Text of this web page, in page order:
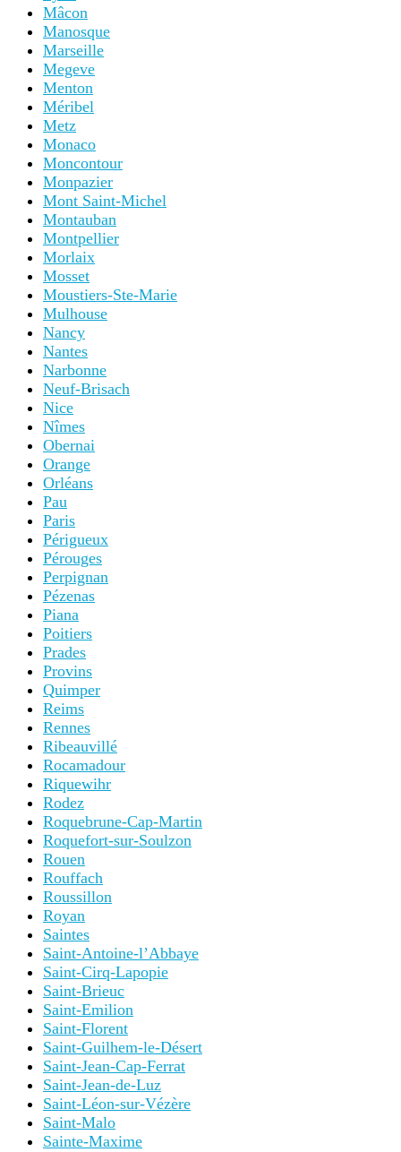
Mâcon
Manosque
Marseille
Megeve
Menton
Méribel
Metz
Monaco
Moncontour
Monpazier
Mont Saint-Michel
Montauban
Montpellier
Morlaix
Mosset
Moustiers-Ste-Marie
Mulhouse
Nancy
Nantes
Narbonne
Neuf-Brisach
Nice
Nîmes
Obernai
Orange
Orléans
Pau
Paris
Périgueux
Pérouges
Perpignan
Pézenas
Piana
Poitiers
Prades
Provins
Quimper
Reims
Rennes
Ribeauvillé
Rocamadour
Riquewihr
Rodez
Roquebrune-Cap-Martin
Roquefort-sur-Soulzon
Rouen
Rouffach
Roussillon
Royan
Saintes
Saint-Antoine-l’Abbaye
Saint-Cirq-Lapopie
Saint-Brieuc
Saint-Emilion
Saint-Florent
Saint-Guilhem-le-Désert
Saint-Jean-Cap-Ferrat
Saint-Jean-de-Luz
Saint-Léon-sur-Vézère
Saint-Malo
Sainte-Maxime